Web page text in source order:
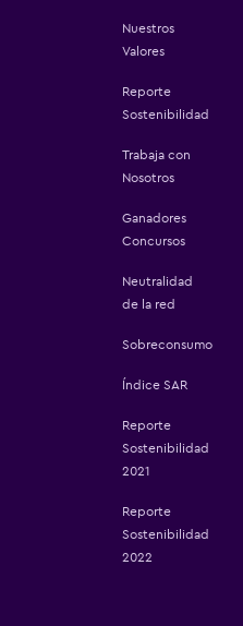
Nuestros
Valores
Reporte
Sostenibilidad
Trabaja con
Nosotros
Ganadores
Concursos
Neutralidad
de la red
Sobreconsumo
Índice SAR
Reporte
Sostenibilidad
2021
Reporte
Sostenibilidad
2022